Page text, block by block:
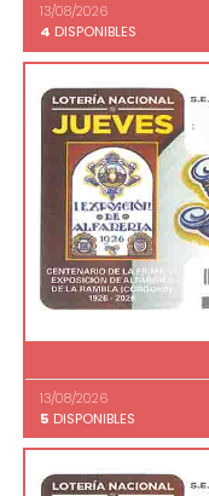
13/08/2026
4 DISPONIBLES
13/08/2026
5 DISPONIBLES